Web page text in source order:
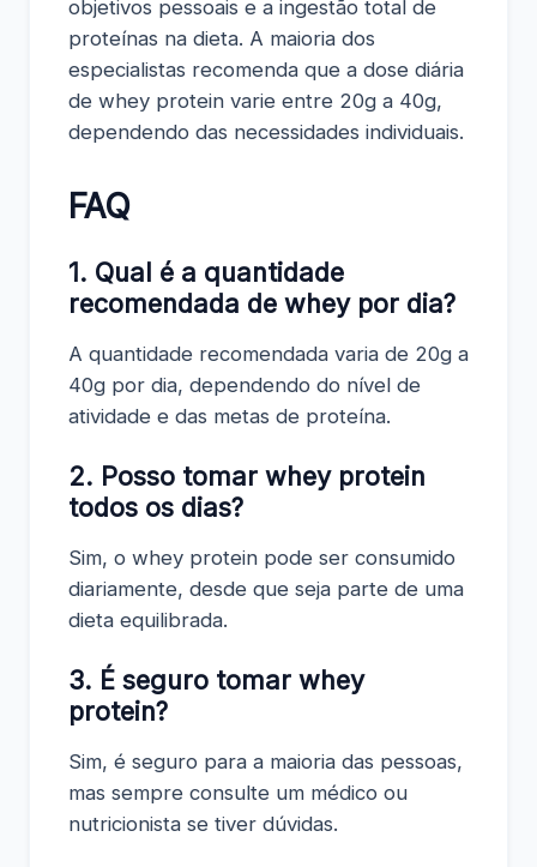
objetivos pessoais e a ingestão total de
proteínas na dieta. A maioria dos
especialistas recomenda que a dose diária
de whey protein varie entre 20g a 40g,
dependendo das necessidades individuais.
FAQ
1. Qual é a quantidade
recomendada de whey por dia?
A quantidade recomendada varia de 20g a
40g por dia, dependendo do nível de
atividade e das metas de proteína.
2. Posso tomar whey protein
todos os dias?
Sim, o whey protein pode ser consumido
diariamente, desde que seja parte de uma
dieta equilibrada.
3. É seguro tomar whey
protein?
Sim, é seguro para a maioria das pessoas,
mas sempre consulte um médico ou
nutricionista se tiver dúvidas.